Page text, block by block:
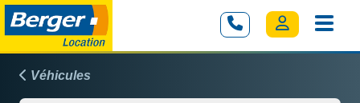
Véhicules